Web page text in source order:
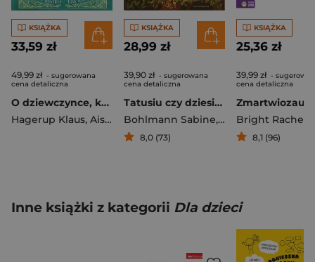
KSIĄŻKA
33,59 zł
49,99 zł - sugerowana
cena detaliczna
O dziewczynce, która chciała ocalić książki
Hagerup Klaus, Aisato Lisa
KSIĄŻKA
28,99 zł
39,90 zł - sugerowana
cena detaliczna
Tatusiu czy dziesięć to dużo?
Bohlmann Sabine, Emilia Dziubak
8,0 (73)
KSIĄŻKA
25,36 zł
39,99 zł -
cena detaliczna
Zmartwiozaur
Bright Rachel
8,1 (96)
Inne książki z kategorii Dla dzieci